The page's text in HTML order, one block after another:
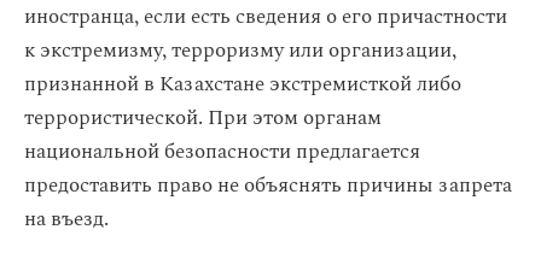
иностранца, если есть сведения о его причастности
к экстремизму, терроризму или организации,
признанной в Казахстане экстремисткой либо
террористической. При этом органам
национальной безопасности предлагается
предоставить право не объяснять причины запрета
на въезд.